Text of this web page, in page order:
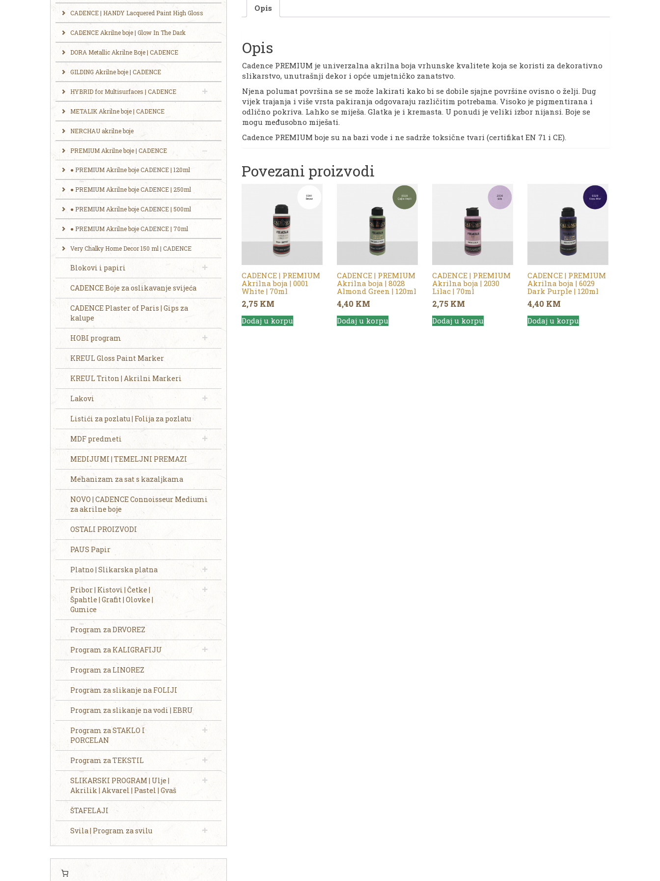
Opis
Opis
Cadence PREMIUM je univerzalna akrilna boja vrhunske kvalitete koja se koristi za dekorativno
slikarstvo, unutrašnji dekor i opće umjetničko zanatstvo.
Njena polumat površina se se može lakirati kako bi se dobile sjajne površine ovisno o želji. Dug
vijek trajanja i više vrsta pakiranja odgovaraju različitim potrebama. Visoko je pigmentirana i
odlično pokriva. Lahko se miješa. Glatka je i kremasta. U ponudi je veliki izbor nijansi. Boje se
mogu međusobno miješati.
Cadence PREMIUM boje su na bazi vode i ne sadrže toksične tvari (certifikat EN 71 i CE).
Povezani proizvodi
CADENCE | PREMIUM
Akrilna boja | 0001
White | 70ml
2,75 KM
Dodaj u korpu
CADENCE | PREMIUM
Akrilna boja | 8028
Almond Green | 120ml
4,40 KM
Dodaj u korpu
CADENCE | PREMIUM
Akrilna boja | 2030
Lilac | 70ml
2,75 KM
Dodaj u korpu
CADENCE | PREMIUM
Akrilna boja | 6029
Dark Purple | 120ml
4,40 KM
Dodaj u korpu
CADENCE | HANDY Lacquered Paint High Gloss
CADENCE Akrilne boje | Glow In The Dark
DORA Metallic Akrilne Boje | CADENCE
GILDING Akrilne boje | CADENCE
HYBRID for Multisurfaces | CADENCE
METALIK Akrilne boje | CADENCE
NERCHAU akrilne boje
PREMIUM Akrilne boje | CADENCE
● PREMIUM Akrilne boje CADENCE | 120ml
● PREMIUM Akrilne boje CADENCE | 250ml
​● ‎‎PREMIUM Akrilne boje CADENCE | 500ml
● PREMIUM Akrilne boje CADENCE | 70ml
Very Chalky Home Decor 150 ml | CADENCE
Blokovi i papiri
CADENCE Boje za oslikavanje svijeća
CADENCE Plaster of Paris | Gips za
kalupe
HOBI program
KREUL Gloss Paint Marker
KREUL Triton | Akrilni Markeri
Lakovi
Listići za pozlatu | Folija za pozlatu
MDF predmeti
MEDIJUMI | TEMELJNI PREMAZI
Mehanizam za sat s kazaljkama
NOVO | CADENCE Connoisseur Mediumi
za akrilne boje
OSTALI PROIZVODI
PAUS Papir
Platno | Slikarska platna
Pribor | Kistovi | Četke |
Špahtle | Grafit | Olovke |
Gumice
Program za DRVOREZ
Program za KALIGRAFIJU
Program za LINOREZ
Program za slikanje na FOLIJI
Program za slikanje na vodi | EBRU
Program za STAKLO I
PORCELAN
Program za TEKSTIL
SLIKARSKI PROGRAM | Ulje |
Akrilik | Akvarel | Pastel | Gvaš
ŠTAFELAJI
Svila | Program za svilu